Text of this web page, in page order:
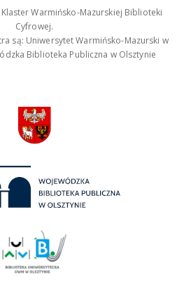
Warmińsko-Mazurskiej Biblioteki
Cyfrowej.
są: Uniwersytet Warmińsko-Mazurski w
Biblioteka Publiczna w Olsztynie